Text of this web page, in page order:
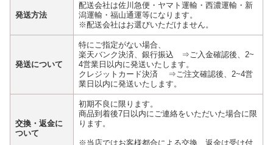
発送方法
配送会社は佐川急便・ヤマト運輸・西濃運輸・新
潟運輸・福山通運等になります。
※配送会社はお選びいただけません。
発送について
特にご指定がない場合、
楽天バンク決済、銀行振込 ⇒ご入金確認後、2~
4営業日以内に発送いたします。
クレジットカード決済 ⇒ご注文確認後、2~4営
業日以内に発送いたします。
交換・返金に
ついて
初期不良に限ります。
商品到着後7日以内にご連絡をいただいた場合に限
ります。
※当店ではお客様都合による交換、返金は受け付